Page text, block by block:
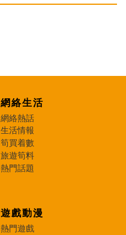
網絡生活
網絡熱話
生活情報
筍買着數
旅遊筍料
熱門話題
遊戲動漫
熱門遊戲